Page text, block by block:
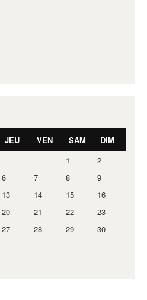
JEU VEN SAM
DIM
1
2
6 7 8
9
13 14 15
16
20 21 22
23
27 28 29
30